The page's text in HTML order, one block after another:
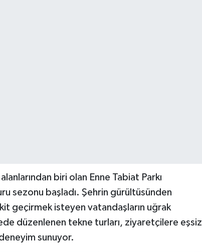
biri olan Enne Tabiat Parkı
sezonu başladı. Şehrin gürültüsünden
geçirmek isteyen vatandaşların uğrak
düzenlenen tekne turları, ziyaretçilere eşsiz
sunuyor.